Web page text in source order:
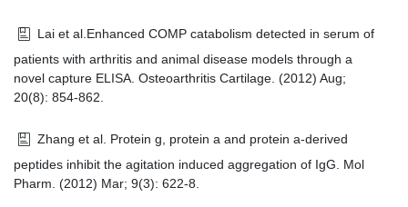
Lai et al.Enhanced COMP catabolism detected in serum of
patients with arthritis and animal disease models through a
novel capture ELISA. Osteoarthritis Cartilage. (2012) Aug;
20(8): 854-862.
Zhang et al. Protein g, protein a and protein a-derived
peptides inhibit the agitation induced aggregation of IgG. Mol
Pharm. (2012) Mar; 9(3): 622-8.